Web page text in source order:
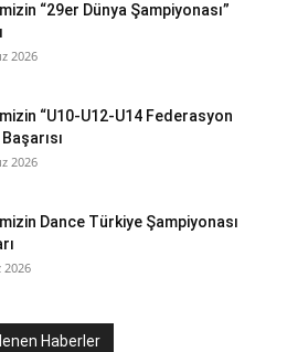
“29er Dünya Şampiyonası”
2026
“U10-U12-U14 Federasyon
2026
Dance Türkiye Şampiyonası
2026
Haberler